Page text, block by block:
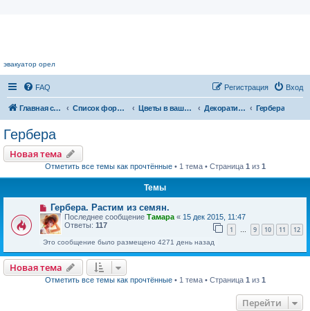
эвакуатор орел
FAQ Вход
Регистрация
Главная страница Список форумов Цветы в вашем доме Декоративноцветущие растения Гербера
Гербера
Новая тема
Отметить все темы как прочтённые• 1 тема • Страница 1 из 1
Темы
Гербера. Растим из семян.
Последнее сообщение Тамара « 15 дек 2015, 11:47
Ответы: 117 1 … 9 10 11 12
Это сообщение было размещено 4271 день назад
Новая тема
Отметить все темы как прочтённые• 1 тема • Страница 1 из 1
Перейти